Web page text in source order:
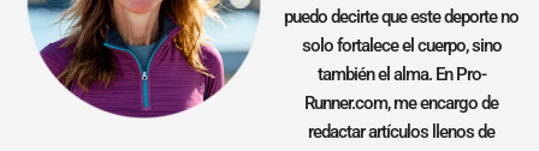
puedo decirte que este deporte no
solo fortalece el cuerpo, sino
también el alma. En Pro-
Runner.com, me encargo de
redactar artículos llenos de